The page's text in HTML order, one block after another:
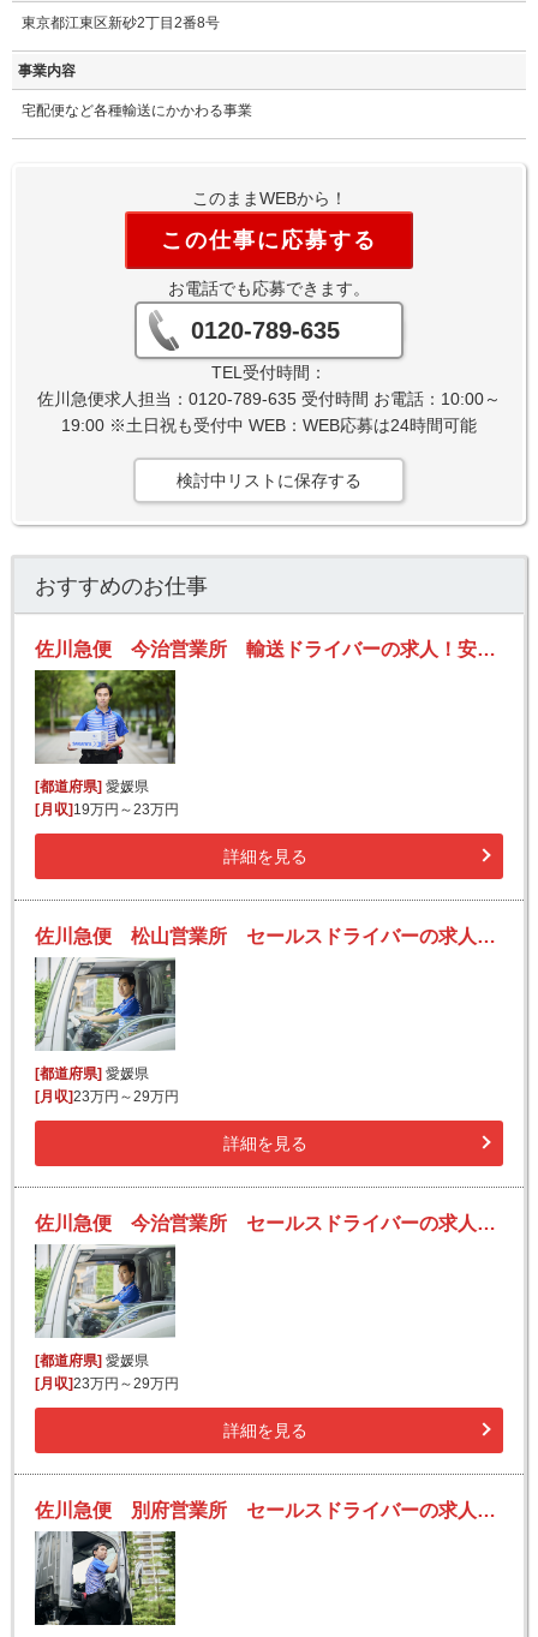
東京都江東区新砂2丁目2番8号
事業内容
宅配便など各種輸送にかかわる事業
このままWEBから！
この仕事に応募する
お電話でも応募できます。
0120-789-635
TEL受付時間：
佐川急便求人担当：0120-789-635 受付時間 お電話：10:00～
19:00 ※土日祝も受付中 WEB：WEB応募は24時間可能
検討中リストに保存する
おすすめのお仕事
佐川急便 今治営業所 輸送ドライバーの求人！安定収入と働きがい！大手の佐川急便で長期的に活躍できるチャンス♪
[都道府県] 愛媛県
[月収] 19万円～23万円
詳細を見る
佐川急便 松山営業所 セールスドライバーの求人！安定収入と働きがい！大手の佐川急便で長期的に活躍できるチャンス♪
[都道府県] 愛媛県
[月収]23万円～29万円
詳細を見る
佐川急便 今治営業所 セールスドライバーの求人！安定収入と働きがい！大手の佐川急便で長期的に活躍できるチャンス♪
[都道府県]愛媛県
[月収]23万円～29万円
詳細を見る
佐川急便 別府営業所 セールスドライバーの求人！安定収入と働きがい！大手の佐川急便で長期的に活躍できるチャンス♪